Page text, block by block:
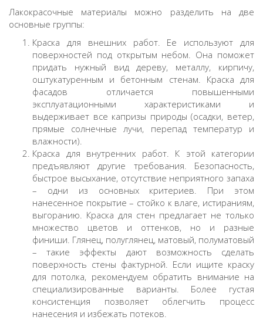
Лакокрасочные материалы можно разделить на две
основные группы:
Краска для внешних работ. Ее используют для
поверхностей под открытым небом. Она поможет
придать нужный вид дереву, металлу, кирпичу,
оштукатуренным и бетонным стенам. Краска для
фасадов отличается повышенными
эксплуатационными характеристиками и
выдерживает все капризы природы (осадки, ветер,
прямые солнечные лучи, перепад температур и
влажности).
Краска для внутренних работ. К этой категории
предъявляют другие требования. Безопасность,
быстрое высыхание, отсутствие неприятного запаха
– одни из основных критериев. При этом
нанесенное покрытие – стойко к влаге, истираниям,
выгоранию. Краска для стен предлагает не только
множество цветов и оттенков, но и разные
финиши. Глянец, полуглянец, матовый, полуматовый
– такие эффекты дают возможность сделать
поверхность стены фактурной. Если ищите краску
для потолка, рекомендуем обратить внимание на
специализированные варианты. Более густая
консистенция позволяет облегчить процесс
нанесения и избежать потеков.